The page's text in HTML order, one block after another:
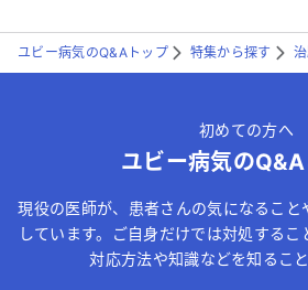
こちらは送信専用のフォームです。氏
どの個人情報は入れないでください。
送信する
ユビー病気のQ&Aトップ 特集から探す
初めての方へ
ユビー病気のQ&A
現役の医師が、患者さんの気になること
しています。ご自身だけでは対処する
対応方法や知識などを知ること